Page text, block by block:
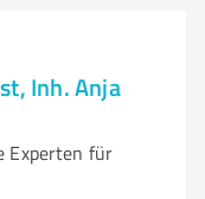
Inh. Anja
Experten für